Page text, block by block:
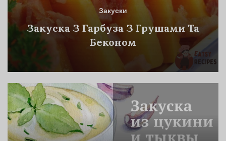
Закуски
Закуска З Гарбуза З Грушами Та
Беконом